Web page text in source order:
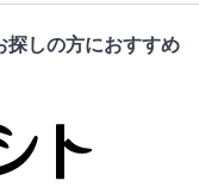
探しの方におすすめ